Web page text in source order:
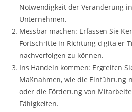
Notwendigkeit der Veränderung
Unternehmen.
Messbar machen: Erfassen Sie
Fortschritte in Richtung digitaler
nachverfolgen zu können.
Ins Handeln kommen: Ergreifen
Maßnahmen, wie die Einführung
oder die Förderung von
Fähigkeiten.